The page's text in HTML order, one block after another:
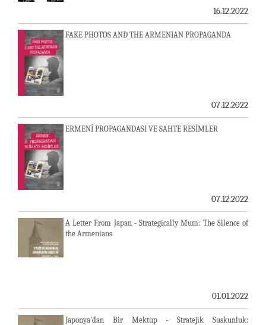
16.12.2022
FAKE PHOTOS AND THE ARMENIAN PROPAGANDA
07.12.2022
ERMENİ PROPAGANDASI VE SAHTE RESİMLER
07.12.2022
A Letter From Japan - Strategically Mum: The Silence of
the Armenians
01.01.2022
Japonya'dan Bir Mektup - Stratejik Suskunluk: